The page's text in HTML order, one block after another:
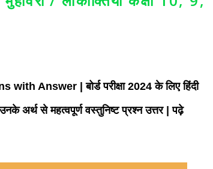
with Answer | बोर्ड परीक्षा 2024 के लिए हिंदी
अर्थ से महत्वपूर्ण वस्तुनिष्ट प्रश्न उत्तर | पढ़े